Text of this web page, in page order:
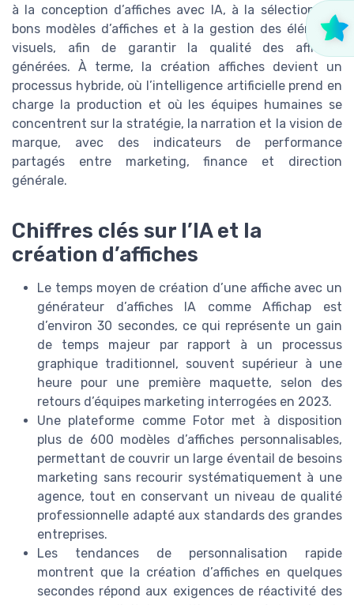
à la conception d’affiches avec IA, à la sélection des
bons modèles d’affiches et à la gestion des éléments
visuels, afin de garantir la qualité des affiches
générées. À terme, la création affiches devient un
processus hybride, où l’intelligence artificielle prend en
charge la production et où les équipes humaines se
concentrent sur la stratégie, la narration et la vision de
marque, avec des indicateurs de performance
partagés entre marketing, finance et direction
générale.
Chiffres clés sur l’IA et la
création d’affiches
Le temps moyen de création d’une affiche avec un
générateur d’affiches IA comme Affichap est
d’environ 30 secondes, ce qui représente un gain
de temps majeur par rapport à un processus
graphique traditionnel, souvent supérieur à une
heure pour une première maquette, selon des
retours d’équipes marketing interrogées en 2023.
Une plateforme comme Fotor met à disposition
plus de 600 modèles d’affiches personnalisables,
permettant de couvrir un large éventail de besoins
marketing sans recourir systématiquement à une
agence, tout en conservant un niveau de qualité
professionnelle adapté aux standards des grandes
entreprises.
Les tendances de personnalisation rapide
montrent que la création d’affiches en quelques
secondes répond aux exigences de réactivité des